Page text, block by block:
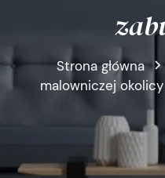
Strona główna
malowniczej